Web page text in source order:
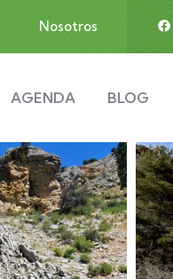
Nosotros
AGENDA BLOG